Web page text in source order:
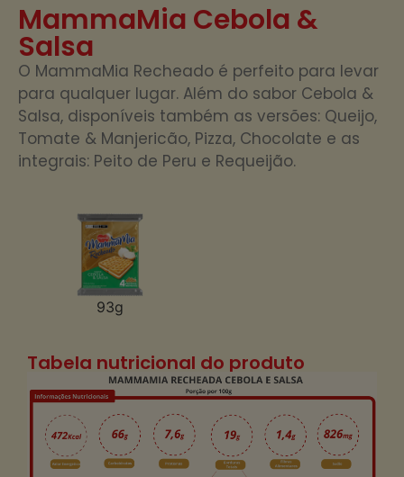
MammaMia Cebola &
Salsa
O MammaMia Recheado é perfeito para levar
para qualquer lugar. Além do sabor Cebola &
Salsa, disponíveis também as versões: Queijo,
Tomate & Manjericão, Pizza, Chocolate e as
integrais: Peito de Peru e Requeijão.
93g
Tabela nutricional do produto